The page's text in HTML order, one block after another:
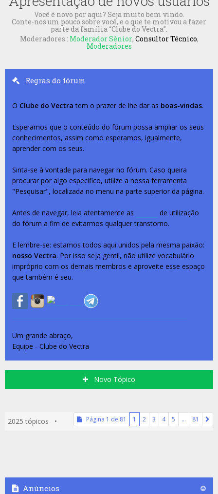
Você é novo por aqui? Seja muito bem vindo.
Conte-nos um pouco sobre você, e o que te motivou a fazer
parte da família “Clube do Vectra”.
Moderadores : Moderador Sênior, Consultor Técnico,
Moderadores
Regras do fórum
O Clube do Vectra tem o prazer de lhe dar as boas-vindas.
Esperamos que o conteúdo do fórum possa ampliar os seus
conhecimentos, assim como esperamos, igualmente,
aprender com os seus.
Sinta-se à vontade para navegar no fórum. Caso queira
procurar por algo especifico, utilize a nossa ferramenta
"Pesquisar", localizada no menu na parte superior da página.
Antes de navegar, leia atentamente as
de utilização
do fórum a fim de evitarmos qualquer transtorno.
E lembre-se: estamos todos aqui unidos pela mesma paixão:
nosso Vectra. Por isso seja gentil, não utilize vocabulário
impróprio com os demais membros e aproveite esse espaço
que também é seu.
Um grande abraço,
Equipe - Clube do Vectra
Novo Tópico
2025 tópicos • Página 1 de 81 1 2 3 4 5 … 81
Anúncios